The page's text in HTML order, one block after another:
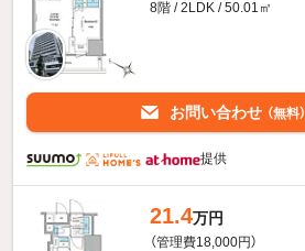
8階 / 2LDK / 50.01㎡
お問い合わせ （無料）
提供
21.4万円
（管理費18,000円）